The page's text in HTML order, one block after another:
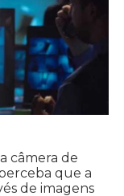
câmera de
que a
de imagens